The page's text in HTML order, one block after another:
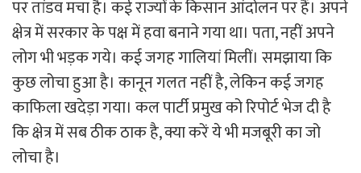
पर तांडव मचा है। कई राज्यों के किसान आंदोलन पर हैं। अपने
क्षेत्र में सरकार के पक्ष में हवा बनाने गया था। पता, नहीं अपने
लोग भी भड़क गये। कई जगह गालियां मिलीं। समझाया कि
कुछ लोचा हुआ है। कानून गलत नहीं है, लेकिन कई जगह
काफिला खदेड़ा गया। कल पार्टी प्रमुख को रिपोर्ट भेज दी है
कि क्षेत्र में सब ठीक ठाक है, क्या करें ये भी मजबूरी का जो
लोचा है।